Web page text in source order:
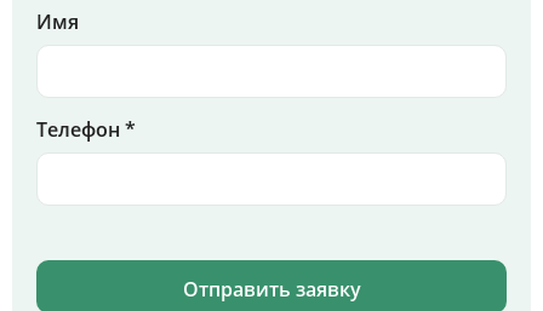
Имя
Телефон *
Отправить заявку